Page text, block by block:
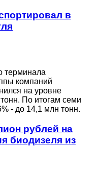
в
терминала
компаний
на уровне
По итогам семи
- до 14,1 млн тонн.
рублей на
биодизеля из